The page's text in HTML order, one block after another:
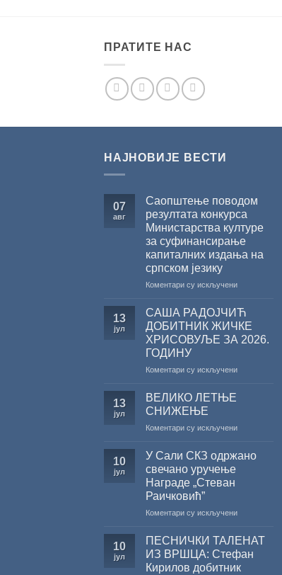
ПРАТИТЕ НАС
НАЈНОВИЈЕ ВЕСТИ
07
авг
Саопштење поводом
резултата конкурса
Министарства културе
за суфинансирање
капиталних издања на
српском језику
Коментари су искљученина
поводом
резултата
конкурса
за
српском
13
јул
САША РАДОЈЧИЋ
ДОБИТНИК ЖИЧКЕ
ХРИСОВУЉЕ ЗА 2026.
ГОДИНУ
Коментари су искљученина
2026.
13
јул
ВЕЛИКО ЛЕТЊЕ
СНИЖЕЊЕ
Коментари су искљученина
ЛЕТЊЕ
10
јул
У Сали СКЗ одржано
свечано уручење
Награде „Стеван
Раичковић”
Коментари су искљученина
Сали
СКЗ
одржано
свечано
10
јул
ПЕСНИЧКИ ТАЛЕНАТ
ИЗ ВРШЦА: Стефан
Кирилов добитник